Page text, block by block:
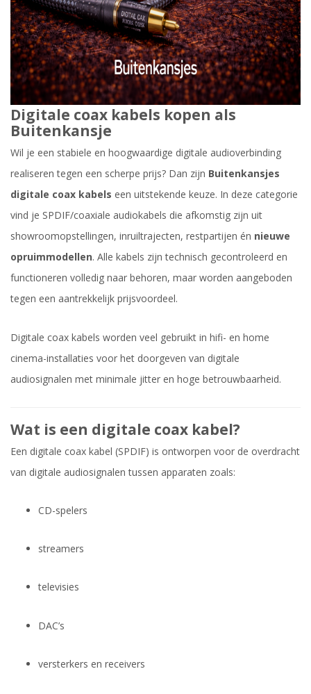
Digitale coax kabels kopen als
Buitenkansje
Wil je een stabiele en hoogwaardige digitale audioverbinding
realiseren tegen een scherpe prijs? Dan zijn Buitenkansjes
digitale coax kabels een uitstekende keuze. In deze categorie
vind je SPDIF/coaxiale audiokabels die afkomstig zijn uit
showroomopstellingen, inruiltrajecten, restpartijen én nieuwe
opruimmodellen. Alle kabels zijn technisch gecontroleerd en
functioneren volledig naar behoren, maar worden aangeboden
tegen een aantrekkelijk prijsvoordeel.
Digitale coax kabels worden veel gebruikt in hifi- en home
cinema-installaties voor het doorgeven van digitale
audiosignalen met minimale jitter en hoge betrouwbaarheid.
Wat is een digitale coax kabel?
Een digitale coax kabel (SPDIF) is ontworpen voor de overdracht
van digitale audiosignalen tussen apparaten zoals:
CD-spelers
streamers
televisies
DAC’s
versterkers en receivers